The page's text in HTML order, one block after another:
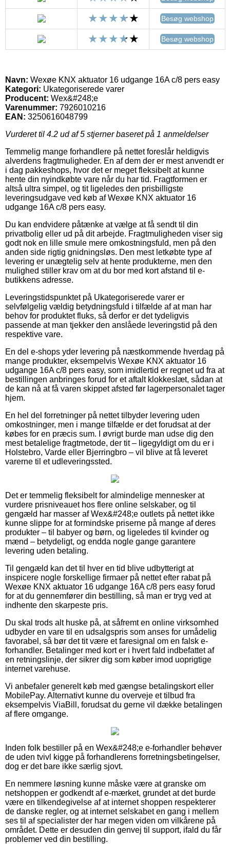
Besøg webshop
Besøg webshop
Navn: Wexøe KNX aktuator 16 udgange 16A c/8 pers easy
Kategori: Ukategoriserede varer
Producent: Wex&#248;e
Varenummer: 7926010216
EAN: 3250616048799
Vurderet til 4.2 ud af 5 stjerner baseret på 1 anmeldelser
Temmelig mange forhandlere på nettet foreslår heldigvis
alverdens fragtmuligheder. En af dem der er mest anvendt er
i dag pakkeshops, hvor det er meget fleksibelt at kunne
hente din nyindkøbte vare når du har tid. Fragtformen er
altså ultra simpel, og tit ligeledes den prisbilligste
leveringsudgave ved køb af Wexøe KNX aktuator 16
udgange 16A c/8 pers easy.
Du kan endvidere påtænke at vælge at få sendt til din
privatbolig eller ud på dit arbejde. Fragtmuligheden viser sig
godt nok en lille smule mere omkostningsfuld, men på den
anden side rigtig gnidningsløs. Den mest letkøbte type af
levering er unægtelig selv at hente produkterne, men den
mulighed stiller krav om at du bor med kort afstand til e-
butikkens adresse.
Leveringstidspunktet på Ukategoriserede varer er
selvfølgelig vældig betydningsfuld i tilfælde af at man har
behov for produktet fluks, så derfor er det tydeligvis
passende at man tjekker den anslåede leveringstid på den
respektive vare.
En del e-shops yder levering på næstkommende hverdag på
mange produkter, eksempelvis Wexøe KNX aktuator 16
udgange 16A c/8 pers easy, som imidlertid er regnet ud fra at
bestillingen anbringes forud for et aftalt klokkeslæt, sådan at
de kan nå at få varen skippet afsted før lagerpersonalet tager
hjem.
En hel del forretninger på nettet tilbyder levering uden
omkostninger, men i mange tilfælde er det forudsat at der
købes for en præcis sum. I øvrigt burde man udse dig den
mest betalelige fragtmetode, der tit – ligegyldigt om du er i
Holstebro, Varde eller Bjerringbro – vil blive at få leveret
varerne til et udleveringssted.
Det er temmelig fleksibelt for almindelige mennesker at
vurdere prisniveauet hos flere online selskaber, og til
gengæld har masser af Wex&#248;e outlets på nettet ikke
kunne slippe for at formindske priserne på mange af deres
produkter – til babyer og børn, og ligeledes til kvinder og
mænd – betydeligt, og endda nogle gange garantere
levering uden betaling.
Til gengæld kan det til hver en tid blive udbytterigt at
inspicere nogle forskellige firmaer på nettet efter rabat på
Wexøe KNX aktuator 16 udgange 16A c/8 pers easy forud
for at du gennemfører din bestilling, så man er tryg ved at
indhente den skarpeste pris.
Du skal trods alt huske på, at såfremt en online virksomhed
udbyder en vare til en udsalgspris som anses for umådelig
favorabel, så bør det tit være et faresignal om en falsk e-
forhandler. Betalinger med kort er i hvert fald indbefattet af
en retningslinje, der sikrer dig som køber imod uoprigtige
internet varehuse.
Vi anbefaler generelt køb med gængse betalingskort eller
MobilePay. Alternativt kunne du overveje et tilbud fra
eksempelvis ViaBill, forudsat du gerne vil dække betalingen
af flere omgange.
Inden folk bestiller på en Wex&#248;e e-forhandler behøver
de uden tvivl kigge på forhandlerens forretningsbetingelser,
dog er det bare ikke særlig sjovt.
En nemmere løsning kunne måske være at granske om
netshoppen er godkendt af e-mærket, grundet at det burde
være en tilkendegivelse af at internet shoppen respekterer
de danske regler, og at internet selskabet en gang i mellem
ses til af specialister der har megen viden om vilkårene på
området. Dette er desuden din genvej til support, ifald du får
problemer ved din bestilling.